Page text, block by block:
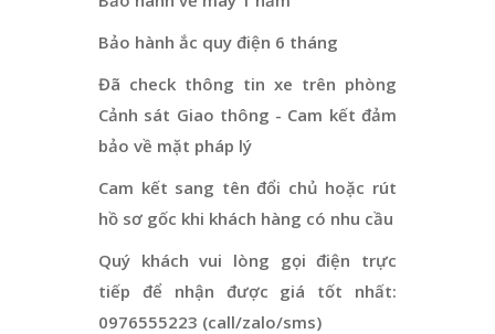
Bảo hành ắc quy điện 6 tháng
Đã check thông tin xe trên phòng
Cảnh sát Giao thông - Cam kết đảm
bảo về mặt pháp lý
Cam kết sang tên đổi chủ hoặc rút
hồ sơ gốc khi khách hàng có nhu cầu
Quý khách vui lòng gọi điện trực
tiếp để nhận được giá tốt nhất:
0976555223 (call/zalo/sms)